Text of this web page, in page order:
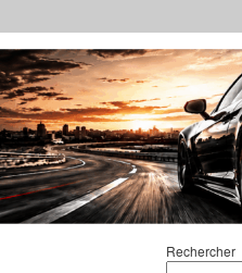
Rechercher